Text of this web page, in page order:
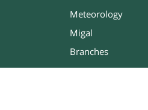
Meteorology
Migal
Branches